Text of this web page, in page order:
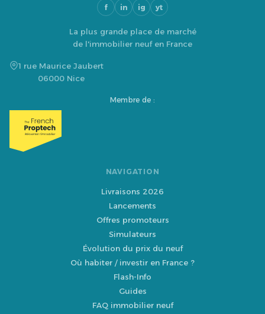
f in ig yt
La plus grande place de marché
de l'immobilier neuf en France
1 rue Maurice Jaubert
06000 Nice
Membre de :
NAVIGATION
Livraisons 2026
Lancements
Offres promoteurs
Simulateurs
Évolution du prix du neuf
Où habiter / investir en France ?
Flash-Info
Guides
FAQ immobilier neuf